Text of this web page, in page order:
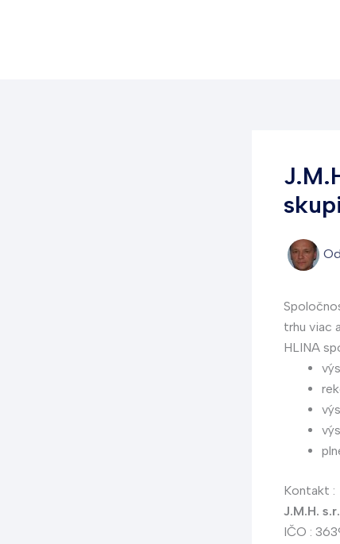
Od
trhu viac
HLINA
Kontakt :
J.M.H.
IČO :